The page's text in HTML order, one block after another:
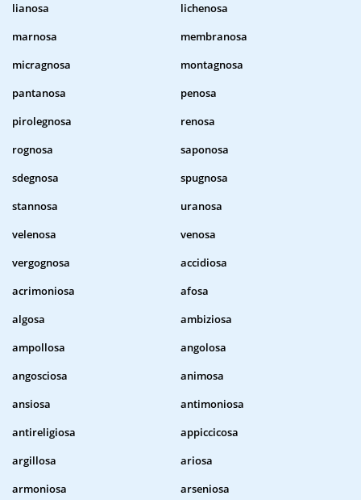
lianosa
lichenosa
marnosa
membranosa
micragnosa
montagnosa
pantanosa
penosa
pirolegnosa
renosa
rognosa
saponosa
sdegnosa
spugnosa
stannosa
uranosa
velenosa
venosa
vergognosa
accidiosa
acrimoniosa
afosa
algosa
ambiziosa
ampollosa
angolosa
angosciosa
animosa
ansiosa
antimoniosa
antireligiosa
appiccicosa
argillosa
ariosa
armoniosa
arseniosa